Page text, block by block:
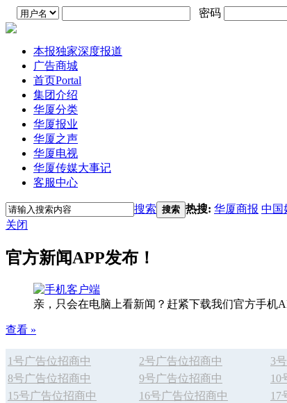
密码
本报独家深度报道
广告商城
首页Portal
集团介绍
华厦分类
华厦报业
华厦之声
华厦电视
华厦传媒大事记
客服中心
搜索 搜索 热搜: 华厦商报 中国
关闭
官方新闻APP发布！
亲，只会在电脑上看新闻？赶紧下载我们官方手机
查看 »
1号广告位招商中 2号广告位招商中 3
8号广告位招商中
9号广告位招商中 10
15号广告位招商中
16号广告位招商中 17